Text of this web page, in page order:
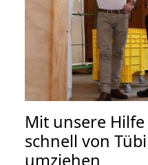
Mit unsere
schnell von
umziehen